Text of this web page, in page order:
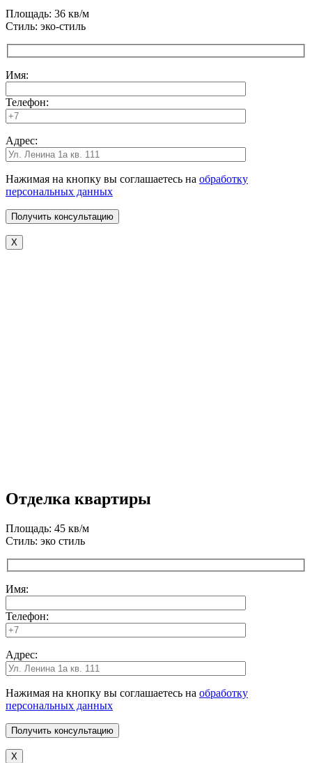
Площадь: 36 кв/м
Стиль: эко-стиль
Имя:
Телефон:
Адрес:
Нажимая на кнопку вы соглашаетесь на обработку
персональных данных
X
Отделка квартиры
Площадь: 45 кв/м
Стиль: эко стиль
Имя:
Телефон:
Адрес:
Нажимая на кнопку вы соглашаетесь на обработку
персональных данных
X